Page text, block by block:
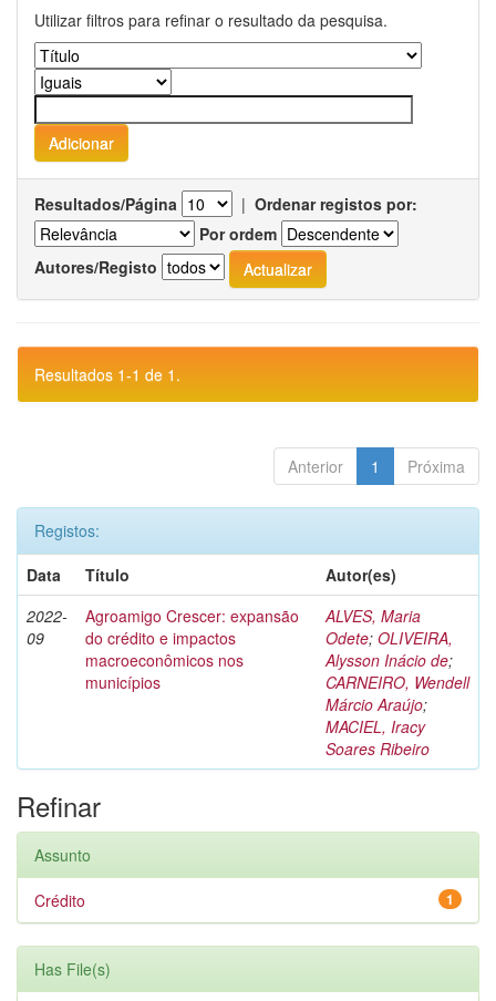
Utilizar filtros para refinar o resultado da pesquisa.
Resultados/Página | Ordenar registos por:
Por ordem
Autores/Registo
Resultados 1-1 de 1.
Anterior 1 Próxima
Registos:
Data
Título
Autor(es)
2022-
09
Agroamigo Crescer: expansão
do crédito e impactos
macroeconômicos nos
municípios
ALVES, Maria
Odete; OLIVEIRA,
Alysson Inácio de;
CARNEIRO, Wendell
Márcio Araújo;
MACIEL, Iracy
Soares Ribeiro
Refinar
Assunto
1
Crédito
Has File(s)